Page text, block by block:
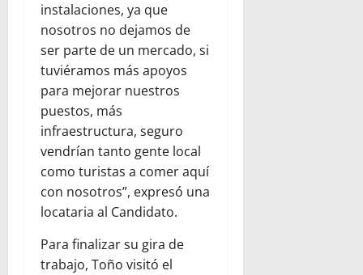
instalaciones, ya que
nosotros no dejamos de
ser parte de un mercado, si
tuviéramos más apoyos
para mejorar nuestros
puestos, más
infraestructura, seguro
vendrían tanto gente local
como turistas a comer aquí
con nosotros”, expresó una
locataria al Candidato.
Para finalizar su gira de
trabajo, Toño visitó el